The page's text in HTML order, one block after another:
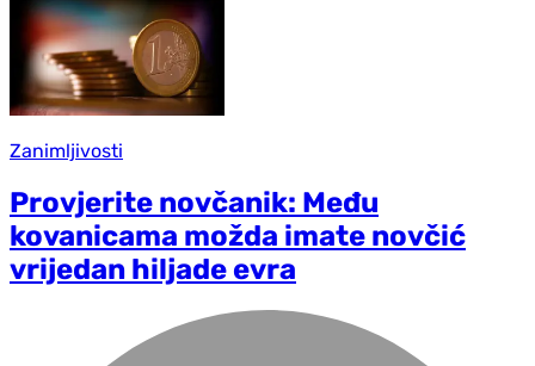
Zanimljivosti
Provjerite novčanik: Među
kovanicama možda imate novčić
vrijedan hiljade evra